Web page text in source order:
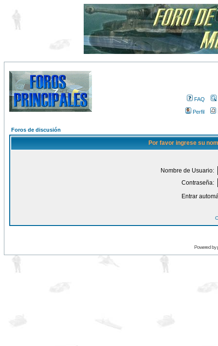
FAQ
Perfil
Foros de discusión
Por favor ingrese su
Nombre de Usuario:
Contraseña:
Entrar
Powered by